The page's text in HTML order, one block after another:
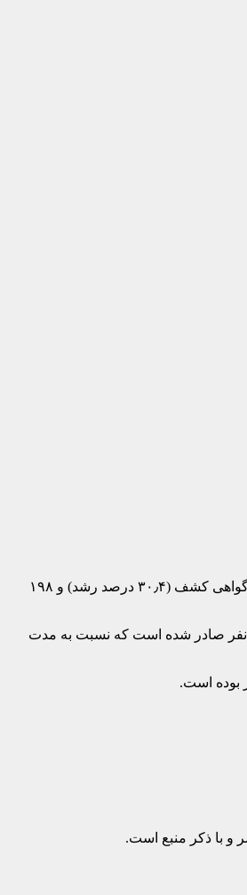
به نقل از روابط عمومی ایمیدرو، تازه‌ترین آمارهای وزارت صنعت معدن و تجارت نشان می‌دهد در بخش معدن ۳۳۸ فقره پروانه اکتشاف (۰٫۶ درصد رشد)، ۱۷۶ فقره گواهی کشف (۳۰٫۴ درصد رشد) و ۱۹۸
بنابر این گزارش، در ۴ ماهه اول امسال ۸ هزار و ۳۵۵ فقره جواز تاسیس صنعتی با پیش‌بینی سرمایه‌گذاری ۹۷ هزار میلیارد تومان و پیش‌بینی اشتغال ۲۰۰ هزار و ۹۷۲ نفر صادر شده است که نسبت به مدت